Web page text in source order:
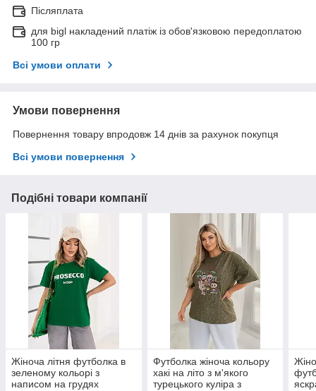
Післяплата
для bigl накладений платіж із обов'язковою передоплатою
100 гр
Всі умови оплати
Умови повернення
Повернення товару впродовж 14 днів за рахунок покупця
Всі умови повернення
Подібні товари компанії
Жіноча літня футболка в
зеленому кольорі з
написом на грудях
Футболка жіноча кольору
хакі на літо з м'якого
турецького куліра з